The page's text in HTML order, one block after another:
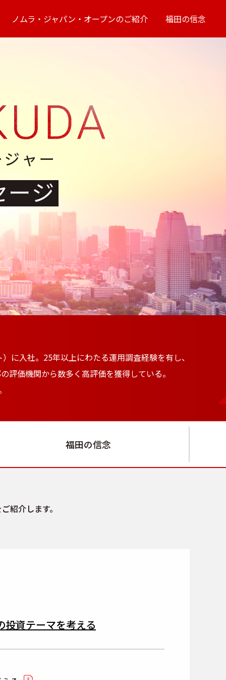
ノムラ・ジャパン・オープンのご紹介 福田の信念
に入社。25年以上にわたる運用調査経験を有し、
評価機関から数多く高評価を獲得している。
福田の信念
紹介します。
資テーマを考える